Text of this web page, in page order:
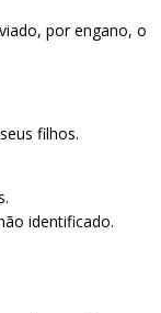
por engano, o
filhos.
identificado.